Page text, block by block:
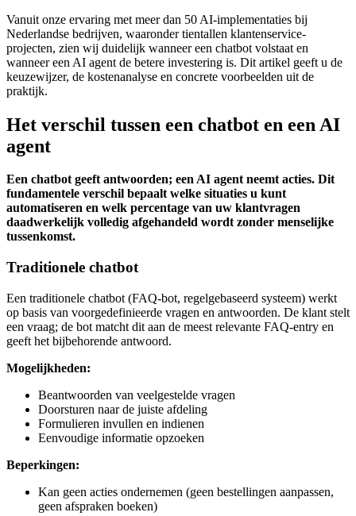
Vanuit onze ervaring met meer dan 50 AI-implementaties bij
Nederlandse bedrijven, waaronder tientallen klantenservice-
projecten, zien wij duidelijk wanneer een chatbot volstaat en
wanneer een AI agent de betere investering is. Dit artikel geeft u de
keuzewijzer, de kostenanalyse en concrete voorbeelden uit de
praktijk.
Het verschil tussen een chatbot en een AI
agent
Een chatbot geeft antwoorden; een AI agent neemt acties. Dit
fundamentele verschil bepaalt welke situaties u kunt
automatiseren en welk percentage van uw klantvragen
daadwerkelijk volledig afgehandeld wordt zonder menselijke
tussenkomst.
Traditionele chatbot
Een traditionele chatbot (FAQ-bot, regelgebaseerd systeem) werkt
op basis van voorgedefinieerde vragen en antwoorden. De klant stelt
een vraag; de bot matcht dit aan de meest relevante FAQ-entry en
geeft het bijbehorende antwoord.
Mogelijkheden:
Beantwoorden van veelgestelde vragen
Doorsturen naar de juiste afdeling
Formulieren invullen en indienen
Eenvoudige informatie opzoeken
Beperkingen:
Kan geen acties ondernemen (geen bestellingen aanpassen,
geen afspraken boeken)